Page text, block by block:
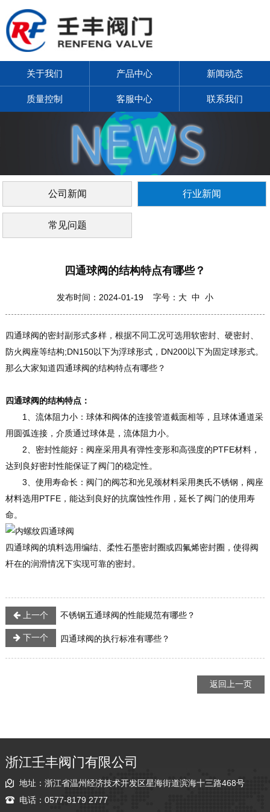
关于我们 产品中心 新闻动态
质量控制 客服中心 联系我们
公司新闻 行业新闻
常见问题
四通球阀的结构特点有哪些？
发布时间：2024-01-19 字号： 大 中 小
四通球阀的密封副形式多样，根据不同工况可选用软密封、硬密封、
防火阀座等结构;DN150以下为浮球形式，DN200以下为固定球形式。
那么大家知道四通球阀的结构特点有哪些？
四通球阀的结构特点：
1、流体阻力小：球体和阀体的连接管道截面相等，且球体通道采
用圆弧连接，介质通过球体是，流体阻力小。
2、密封性能好：阀座采用具有弹性变形和高强度的PTFE材料，
达到良好密封性能保证了阀门的稳定性。
3、使用寿命长：阀门的阀芯和光见颈材料采用奥氏不锈钢，阀座
材料选用PTFE，能达到良好的抗腐蚀性作用，延长了阀门的使用寿
命。
四通球阀的填料选用编结、柔性石墨密封圈或四氟烯密封圈，使得阀
杆在的润滑情况下实现可靠的密封。
上一个 不锈钢五通球阀的性能规范有哪些？
下一个 四通球阀的执行标准有哪些？
返回上一页
浙江壬丰阀门有限公司
地址：浙江省温州经济技术开发区星海街道滨海十三路468号
电话：0577-8179 2777